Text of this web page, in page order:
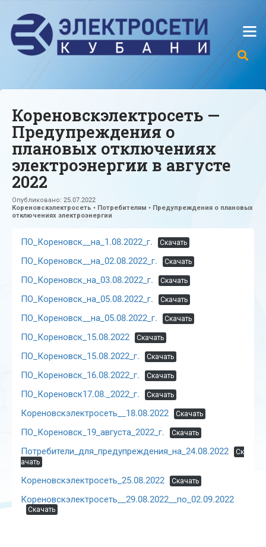
Кореновскэлектросеть —
Предупреждения о
плановых отключениях
электроэнергии в августе
2022
Опубликовано: 25.07.2022
Кореновскэлектросеть • Потребителям • Предупреждения о плановых
отключениях электроэнергии
ПО_Кореновск__на_1.08.2022_г. Скачать
ПО_Кореновск__на_02.08.2022_г. Скачать
ПО_Кореновск_на_03.08.2022_г. Скачать
ПО_Кореновск_на_05.08.2022_г. Скачать
ПО_Кореновск__на_05.08.2022_г. Скачать
ПО_Кореновск_15.08.2022 Скачать
ПО_Кореновск_15.08.2022_г. Скачать
ПО_Кореновск_16.08.2022_г. Скачать
ПО_Кореновск17.08._2022_г. Скачать
Кореновскэлектросеть__18.08.2022 Скачать
ПО_Кореновск_19_августа_2022_г. Скачать
Потребители_для_предупреждения_на_24.08.2022
Ск
ачать
Кореновскэлектросеть_25.08.2022 Скачать
Кореновскэлектросеть__29.08.2022__по_02.09.2022
Скачать